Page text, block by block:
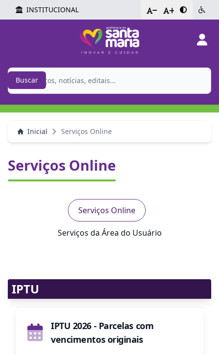
INSTITUCIONAL - +
Buscar
Inicial Serviços Online
Serviços Online
Serviços Online
Serviços da Área do Usuário
IPTU
IPTU 2026- Parcelas com
vencimentos originais